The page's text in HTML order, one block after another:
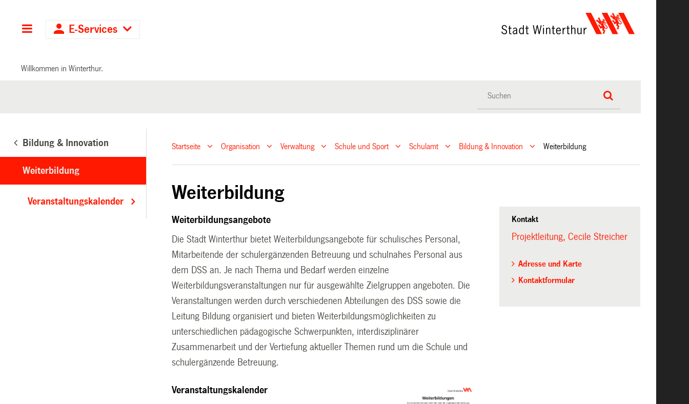
Hauptnavigation
E-Services
Willkommen in Winterthur.
Bildung & Innovation
Weiterbildung
Veranstaltungskalender
Startseite Organisation Verwaltung Schule und Sport Schulamt Bildung & Innovation Weiterbildung
Weiterbildung
Weiterbildungsangebote
Die Stadt Winterthur bietet Weiterbildungsangebote für schulisches Personal,
Mitarbeitende der schulergänzenden Betreuung und schulnahes Personal aus
dem DSS an. Je nach Thema und Bedarf werden einzelne
Weiterbildungsveranstaltungen nur für ausgewählte Zielgruppen angeboten. Die
Veranstaltungen werden durch verschiedenen Abteilungen des DSS sowie die
Leitung Bildung organisiert und bieten Weiterbildungsmöglichkeiten zu
unterschiedlichen pädagogische Schwerpunkten, interdisziplinärer
Zusammenarbeit und der Vertiefung aktueller Themen rund um die Schule und
schulergänzende Betreuung.
Veranstaltungskalender
Kontakt
Projektleitung, Cecile Streicher
Adresse und Karte
Kontaktformular